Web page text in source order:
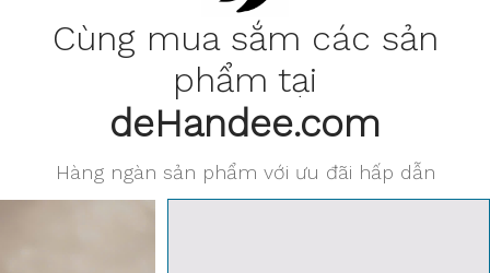
Cùng mua sắm các sản
phẩm tại
deHandee.com
Hàng ngàn sản phẩm với ưu đãi hấp dẫn